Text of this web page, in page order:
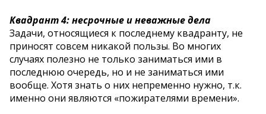
Квадрант 4: несрочные и неважные дела
Задачи, относящиеся к последнему квадранту, не
приносят совсем никакой пользы. Во многих
случаях полезно не только заниматься ими в
последнюю очередь, но и не заниматься ими
вообще. Хотя знать о них непременно нужно, т.к.
именно они являются «пожирателями времени».